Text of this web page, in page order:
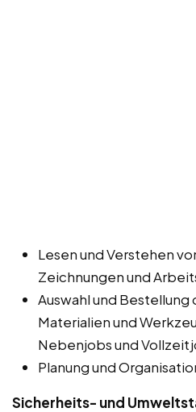
Lesen und Verstehen
Zeichnungen und
Auswahl und
Materialien und
Nebenjobs und
Planung und
Sicherheits- und